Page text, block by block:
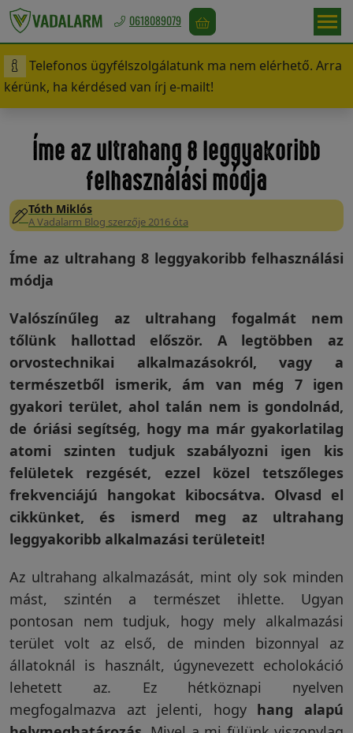
Magyarország
/
Ft
Madárriasztás
Rágcsálóriasztás
Vakondriasztás
Villanypásztor
Napelem
GPS
nyomkövetés
Kiegészítők
0618089079
Telefonos ügyfélszolgálatunk ma nem elérhető. Arra
kérünk, ha kérdésed van írj e-mailt!
Íme az ultrahang 8 leggyakoribb
felhasználási módja
Tóth Miklós
A Vadalarm Blog szerzője 2016 óta
Íme az ultrahang 8 leggyakoribb felhasználási
módja
Valószínűleg az ultrahang fogalmát nem
tőlünk hallottad először. A legtöbben az
orvostechnikai alkalmazásokról, vagy a
természetből ismerik, ám van még 7 igen
gyakori terület, ahol talán nem is gondolnád,
de óriási segítség, hogy ma már gyakorlatilag
atomi szinten tudjuk szabályozni igen kis
felületek rezgését, ezzel közel tetszőleges
frekvenciájú hangokat kibocsátva. Olvasd el
cikkünket, és ismerd meg az ultrahang
leggyakoribb alkalmazási területeit!
Az ultrahang alkalmazását, mint oly sok minden
mást, szintén a természet ihlette. Ugyan
pontosan nem tudjuk, hogy mely alkalmazási
terület volt az első, de minden bizonnyal az
állatoknál is használt, úgynevezett echolokáció
lehetett az. Ez hétköznapi nyelven
megfogalmazva azt jelenti, hogy hang alapú